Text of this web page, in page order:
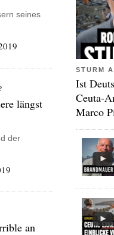
seines
längst
der
an
STURM
Ist
Ceuta-
Marco